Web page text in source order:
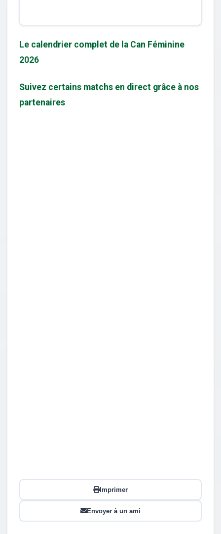
Le calendrier complet de la Can Féminine
2026
Suivez certains matchs en direct grâce à nos
partenaires
Imprimer
Envoyer à un ami